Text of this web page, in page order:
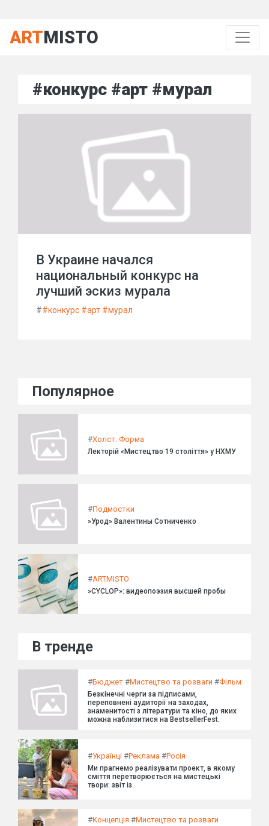
ARTMISTO
#конкурс #арт #мурал
В Украине начался
национальный конкурс на
лучший эскиз мурала
##конкурс #арт #мурал
Популярное
#Холст. Форма
Лекторій «Мистецтво 19 століття» у НХМУ
#Подмостки
»Урод» Валентины Сотниченко
#ARTMISTO
»CYCLOP»: видеопоэзия высшей пробы
В тренде
#Бюджет #Мистецтво та розваги #Фільм
Безкінечні черги за підписами,
переповнені аудиторії на заходах,
знаменитості з літератури та кіно, до яких
можна наблизитися на BestsellerFest.
#Українці #Реклама #Росія
Ми прагнемо реалізувати проект, в якому
сміття перетворюється на мистецькі
твори: звіт із.
#Концепція #Мистецтво та розваги